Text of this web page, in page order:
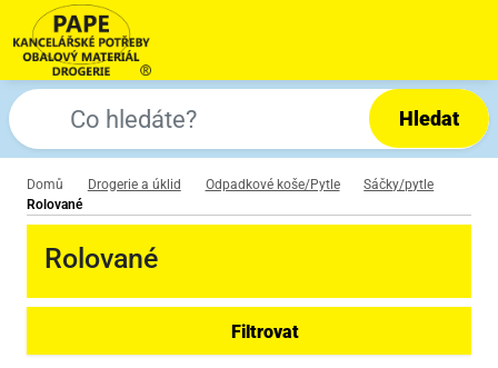
Hledat
Domů Drogerie a úklid Odpadkové koše/Pytle
Sáčky/pytle
Rolované
Rolované
Filtrovat